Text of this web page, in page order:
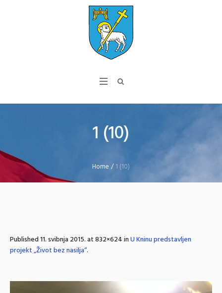
1 (10)
Home /1 (10)
Published11. svibnja 2015.at 832×624 inU Kninu predstavljen
projekt „Život bez nasilja“.